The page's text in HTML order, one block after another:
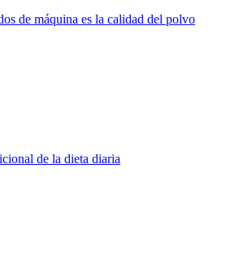
de máquina es la calidad del polvo
de la dieta diaria